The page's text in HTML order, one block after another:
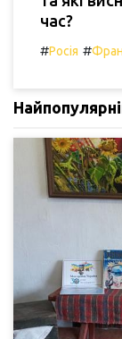
час?
#Росія #